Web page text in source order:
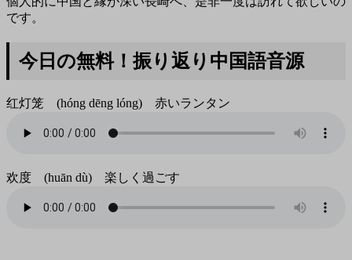
です。
今日の無料！振り返り中国語音源
红灯笼 (hóng dēng lóng) 赤いランタン
欢度 (huān dù) 楽しく過ごす